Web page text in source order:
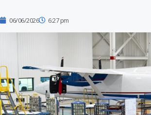
06/06/2026 6:27 pm